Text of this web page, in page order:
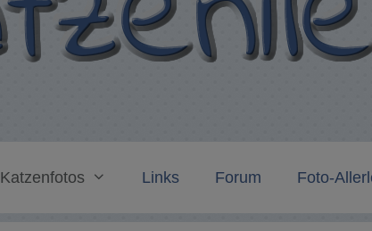
Katzenfotos Links Forum Foto-